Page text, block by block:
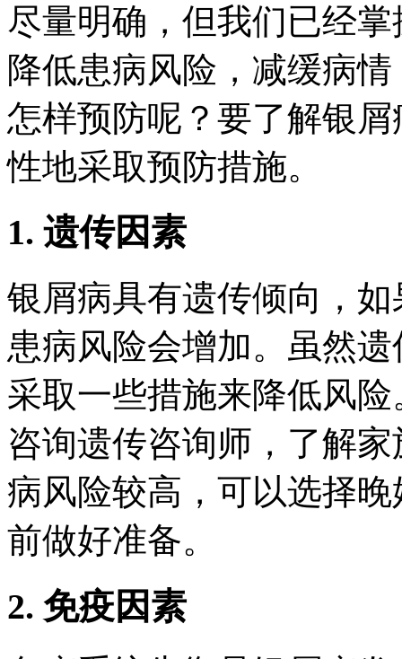
尽量明确，但我们已经
降低患病风险，减缓病
怎样预防呢？要了解银
性地采取预防措施。
1. 遗传因素
银屑病具有遗传倾向，
患病风险会增加。虽然
采取一些措施来降低风
咨询遗传咨询师，了解
病风险较高，可以选择
前做好准备。
2. 免疫因素